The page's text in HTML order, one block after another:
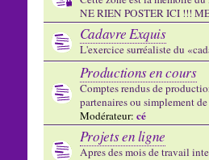
NE RIEN POSTER ICI !!!
Cadavre Exquis
L'exercice surréaliste du
Productions en cours
Comptes rendus de
partenaires ou simplement
Modérateur: cé
Projets en ligne
Apres des mois de travail